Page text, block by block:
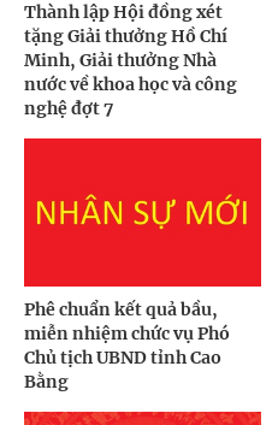
Thành lập Hội đồng xét
tặng Giải thưởng Hồ Chí
Minh, Giải thưởng Nhà
nước về khoa học và công
nghệ đợt 7
Phê chuẩn kết quả bầu,
miễn nhiệm chức vụ Phó
Chủ tịch UBND tỉnh Cao
Bằng